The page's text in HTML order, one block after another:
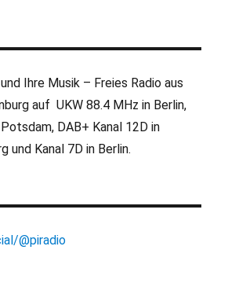
Ihre Musik – Freies Radio aus
auf UKW 88.4 MHz in Berlin,
DAB+ Kanal 12D in
und Kanal 7D in Berlin.
@piradio